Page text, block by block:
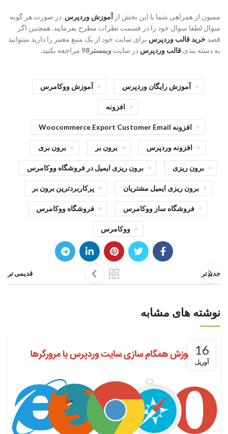
ممنون از همراهی شما با این بخش از آموزش وردپرس. در صورت هر گونه
سوال لطفا سوال خود را در قسمت نظرات مطرح بفرمایید. همچنین اگر
قصد خرید قالب وردپرس برای سایت خود از یک منبع معتبر را دارید میتوانید
به دسته بندی قالب وردپرس در سایت وبمستر98 مراجعه بکنید.
آموزش رایگان وردپرس آموزش ووکامرس
افزونه
افزونه Woocommerce Export Customer Email
افزونه وردپرس برون بر برون بری
برون ریزی برون ریزی ایمیل در فروشگاه ووکامرس
برون ریزی ایمیل مشتریان پرکاربردترین برون بر
فروشگاه ساز ووکامرس فروشگاه ووکامرس
ووکامرس
جدیدتر قدیمی تر
نوشته های مشابه
16
آوریل